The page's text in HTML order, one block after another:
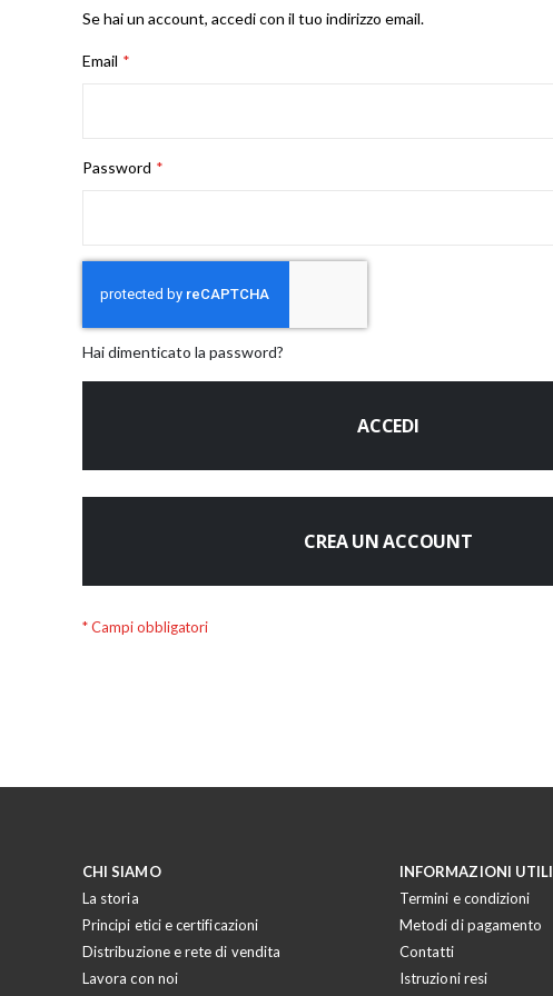
Se hai un account, accedi con il tuo indirizzo email.
Email
Password
Hai dimenticato la password?
ACCEDI
CREA UN ACCOUNT
CHI SIAMO
La storia
Principi etici e certificazioni
Distribuzione e rete di vendita
Lavora con noi
INFORMAZIONI UTILI
Termini e condizioni
Metodi di pagamento
Contatti
Istruzioni resi